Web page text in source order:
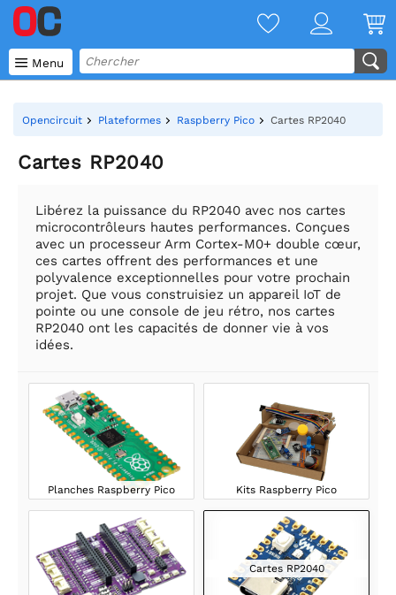
 Menu
Opencircuit Plateformes Raspberry Pico Cartes RP2040
Cartes RP2040
Libérez la puissance du RP2040 avec nos cartes
microcontrôleurs hautes performances. Conçues
avec un processeur Arm Cortex-M0+ double cœur,
ces cartes offrent des performances et une
polyvalence exceptionnelles pour votre prochain
projet. Que vous construisiez un appareil IoT de
pointe ou une console de jeu rétro, nos cartes
RP2040 ont les capacités de donner vie à vos
idées.
Planches Raspberry Pico Kits Raspberry Pico
Cartes RP2040